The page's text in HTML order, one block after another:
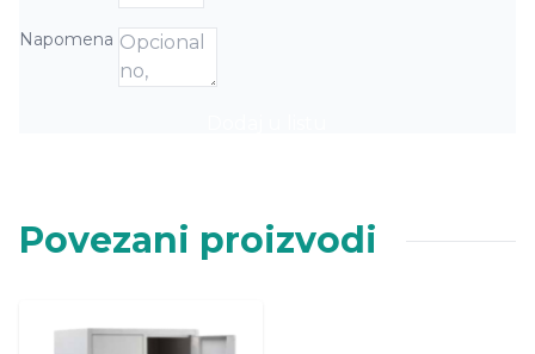
Napomena
Povezani proizvodi